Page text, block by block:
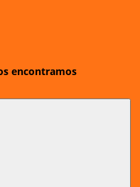
encontramos
Barranquilla,